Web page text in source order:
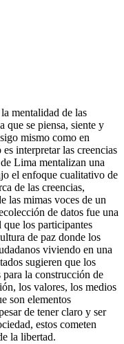
mentalidad de las
que se piensa, siente y
mismo como en
interpretar las creencias
Lima mentalizan una
el enfoque cualitativo de
de las creencias,
las mimas voces de un
de datos fue una
que los participantes
de paz donde los
viviendo en una
sugieren que los
para la construcción de
los valores, los medios
son elementos
de tener claro y ser
estos cometen
la libertad.